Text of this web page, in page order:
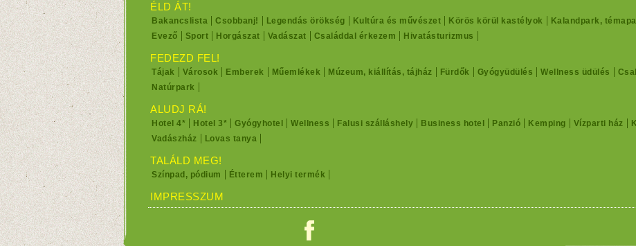
ÉLD ÁT!
Bakancslista Csobbanj! Legendás örökség Kultúra és művészet Körös körül kastélyok Kalandpark,
Evező
Sport Horgászat Vadászat Családdal érkezem Hivatásturizmus
FEDEZD FEL!
Tájak Városok Emberek Műemlékek Múzeum, kiállítás, tájház Fürdők Gyógyüdülés Wellness üdülés
Natúrpark
ALUDJ RÁ!
Hotel 4* Hotel 3* Gyógyhotel Wellness Falusi szálláshely Business hotel Panzió Kemping Vízparti ház
Vadászház
Lovas tanya
TALÁLD MEG!
Színpad, pódium Étterem Helyi termék
IMPRESSZUM